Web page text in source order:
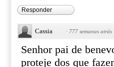
Responder
Cassia · 777 semanas atrás
Senhor pai de
proteje dos que